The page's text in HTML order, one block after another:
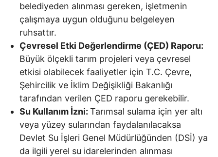
belediyeden alınması gereken, işletmenin
çalışmaya uygun olduğunu belgeleyen
ruhsattır.
Çevresel Etki Değerlendirme (ÇED) Raporu:
Büyük ölçekli tarım projeleri veya çevresel
etkisi olabilecek faaliyetler için T.C. Çevre,
Şehircilik ve İklim Değişikliği Bakanlığı
tarafından verilen ÇED raporu gerekebilir.
Su Kullanım İzni: Tarımsal sulama için yer altı
veya yüzey sularından faydalanılacaksa
Devlet Su İşleri Genel Müdürlüğünden (DSİ) ya
da ilgili yerel su idarelerinden alınması